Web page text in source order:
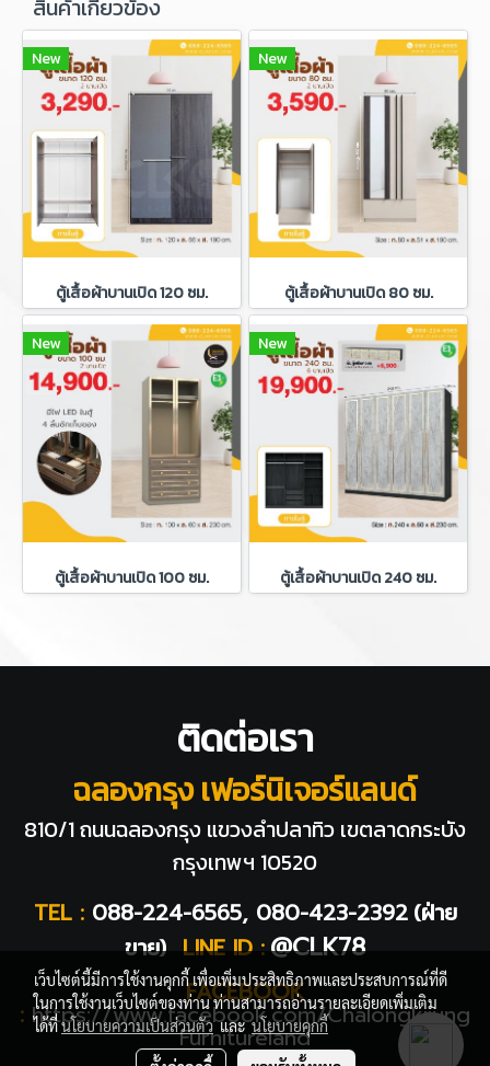
สินค้าเกี่ยวข้อง
New
ตู้เสื้อผ้าบานเปิด 120 ซม.
New
ตู้เสื้อผ้าบานเปิด 80 ซม.
New
ตู้เสื้อผ้าบานเปิด 100 ซม.
New
ตู้เสื้อผ้าบานเปิด 240 ซม.
ติดต่อเรา
ฉลองกรุง เฟอร์นิเจอร์แลนด์
810/1 ถนนฉลองกรุง แขวงลำปลาทิว เขตลาดกระบัง
กรุงเทพฯ 10520
TEL : 088-224-6565, 080-423-2392 (ฝ่าย
ขาย) LINE ID : @CLK78
FACEBOOK
: https://www.facebook.com/Chalongkrung
Furnitureland
เว็บไซต์นี้มีการใช้งานคุกกี้ เพื่อเพิ่มประสิทธิภาพและประสบการณ์ที่ดี
ในการใช้งานเว็บไซต์ของท่าน ท่านสามารถอ่านรายละเอียดเพิ่มเติม
ได้ที่นโยบายความเป็นส่วนตัวและนโยบายคุกกี้